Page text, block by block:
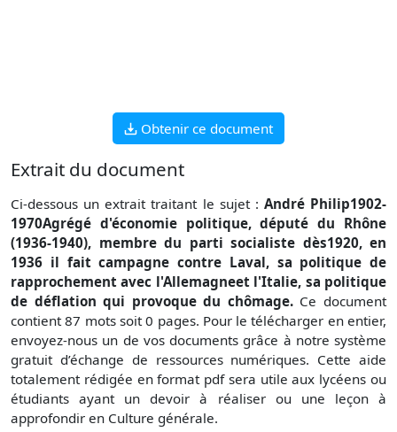
Obtenir ce document
Extrait du document
Ci-dessous un extrait traitant le sujet : André Philip1902-
1970Agrégé d'économie politique, député du Rhône
(1936-1940), membre du parti socialiste dès1920, en
1936 il fait campagne contre Laval, sa politique de
rapprochement avec l'Allemagneet l'Italie, sa politique
de déflation qui provoque du chômage.Ce document
contient 87 mots soit 0 pages. Pour le télécharger en entier,
envoyez-nous un de vos documents grâce à notre système
gratuit d’échange de ressources numériques. Cette aide
totalement rédigée en format pdf sera utile aux lycéens ou
étudiants ayant un devoir à réaliser ou une leçon à
approfondir en Culture générale.